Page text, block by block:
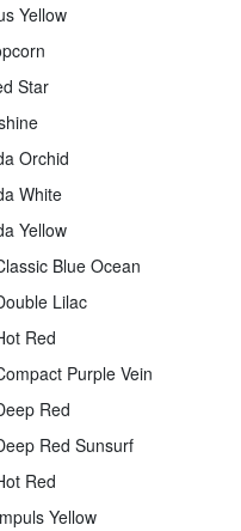
Yellow
Star
Orchid
White
Yellow
Blue Ocean
Lilac
Red
Purple Vein
Red
Red Sunsurf
Red
Yellow